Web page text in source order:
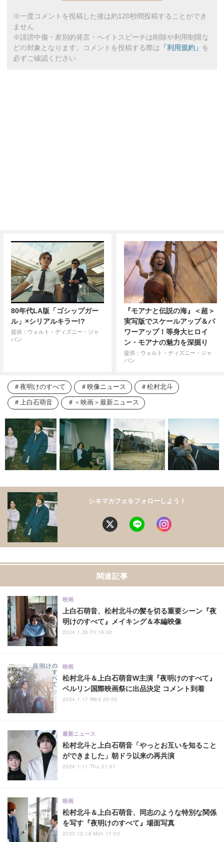
※一度コメントを投稿した後は約120秒間投稿することができ
ません
※誹謗中傷・差別的発言・ヘイトスピーチは削除や利用制限な
どの対象となります。コメントを投稿する際は 「利用規約」 を
必ずご確認ください
80年代LA版「ゴシップガー
ル」×シリアルキラー!?
提供：ウォルト・ディズニー・ジャ
パン
『モアナと伝説の海』＜超＞
実写版でスケールアップ＆パ
ワーアップ！等身大ヒロイ
ン・モアナの魅力を深掘り
提供：ウォルト・ディズニー・ジャ
パン
夜明けのすべて 映像ニュース 松村北斗
上白石萌音 ＜映画＞最新ニュース
シネマカフェをフォローしよう！
関連記事
上白石萌音、松村北斗の髪を切る重要シーン『夜
明けのすべて』メイキング＆本編映像
映画
2024.1.26 Fri 19:00
松村北斗＆上白石萌音W主演『夜明けのすべて』
ベルリン国際映画祭に出品決定 コメント到着
映画
2024.1.17 Wed 20:00
松村北斗と上白石萌音「やっとお互いを知ること
ができました」朝ドラ以来の再共演
最新ニュース
2024.1.11 Thu 21:01
松村北斗＆上白石萌音、同志のような特別な関係
を写す『夜明けのすべて』場面写真
映画
2023.12.18 Mon 17:00